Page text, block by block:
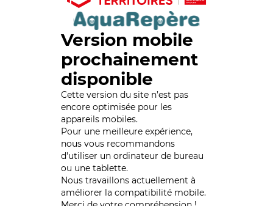
Version mobile
prochainement
disponible
Cette version du site n’est pas
encore optimisée pour les
appareils mobiles.
Pour une meilleure expérience,
nous vous recommandons
d'utiliser un ordinateur de bureau
ou une tablette.
Nous travaillons actuellement à
améliorer la compatibilité mobile.